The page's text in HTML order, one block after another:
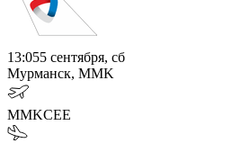
13:055 сентября, сб
Мурманск, MMK
MMKCEE